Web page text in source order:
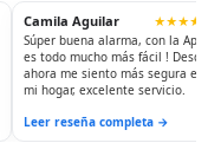
Camila Aguilar
Súper buena alarma, con la App
es todo mucho más fácil ! Desde
ahora me siento más segura en
mi hogar, excelente servicio.
Leer reseña completa →